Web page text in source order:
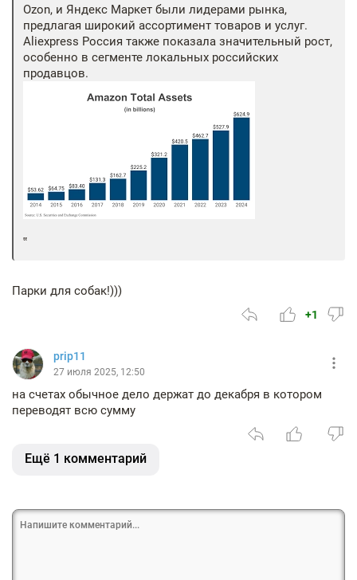
Ozon, и Яндекс Маркет были лидерами рынка,
предлагая широкий ассортимент товаров и услуг.
Aliexpress Россия также показала значительный рост,
особенно в сегменте локальных российских
продавцов.
Парки для собак!)))
+1
prip11
27 июля 2025, 12:50
на счетах обычное дело держат до декабря в котором
переводят всю сумму
Ещё 1 комментарий